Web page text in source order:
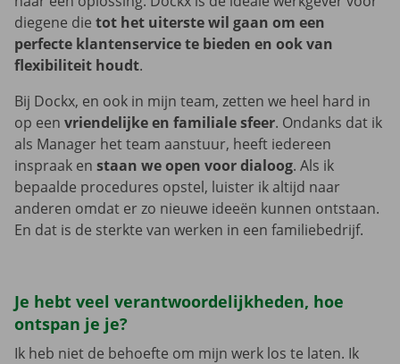
diegene die tot het uiterste wil gaan om een
perfecte klantenservice te bieden en ook van
flexibiliteit houdt.
Bij Dockx, en ook in mijn team, zetten we heel hard in
op een vriendelijke en familiale sfeer. Ondanks dat ik
als Manager het team aanstuur, heeft iedereen
inspraak en staan we open voor dialoog. Als ik
bepaalde procedures opstel, luister ik altijd naar
anderen omdat er zo nieuwe ideeën kunnen ontstaan.
En dat is de sterkte van werken in een familiebedrijf.
Je hebt veel verantwoordelijkheden, hoe
ontspan je je?
Ik heb niet de behoefte om mijn werk los te laten. Ik